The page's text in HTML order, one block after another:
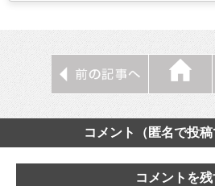
コメント（匿名で投稿
コメントを